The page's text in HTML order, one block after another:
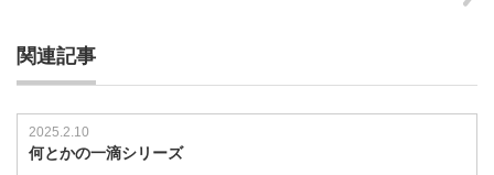
関連記事
2025.2.10
何とかの一滴シリーズ